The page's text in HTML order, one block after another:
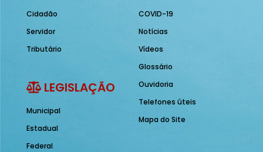
Cidadão
Servidor
Tributário
LEGISLAÇÃO
Municipal
Estadual
Federal
COVID-19
Notícias
Vídeos
Glossário
Ouvidoria
Telefones úteis
Mapa do Site